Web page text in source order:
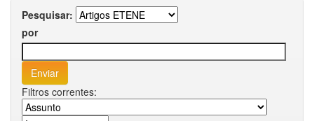
Pesquisar:
por
Filtros correntes: